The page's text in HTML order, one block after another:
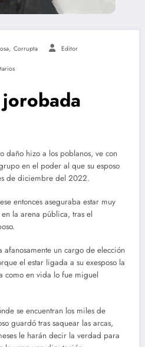
, Corrupta Editor
daño hizo a los poblanos, ve con
en el poder al que su esposo
de diciembre del 2022.
entonces aseguraba estar muy
la arena pública, tras el
afanosamente un cargo de elección
el estar ligada a su exesposo la
como en vida lo fue miguel
se encuentran los miles de
guardó tras saquear las arcas,
le harán decir la verdad para